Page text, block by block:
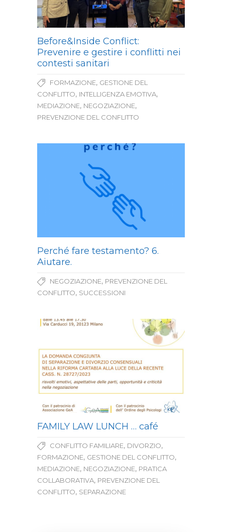
Before&Inside Conflict:
Prevenire e gestire i conflitti nei
contesti sanitari
FORMAZIONE, GESTIONE DEL
CONFLITTO, INTELLIGENZA EMOTIVA,
MEDIAZIONE, NEGOZIAZIONE,
PREVENZIONE DEL CONFLITTO
Perché fare testamento? 6.
Aiutare.
NEGOZIAZIONE, PREVENZIONE DEL
CONFLITTO, SUCCESSIONI
FAMILY LAW LUNCH … café
CONFLITTO FAMILIARE, DIVORZIO,
FORMAZIONE, GESTIONE DEL CONFLITTO,
MEDIAZIONE, NEGOZIAZIONE, PRATICA
COLLABORATIVA, PREVENZIONE DEL
CONFLITTO, SEPARAZIONE